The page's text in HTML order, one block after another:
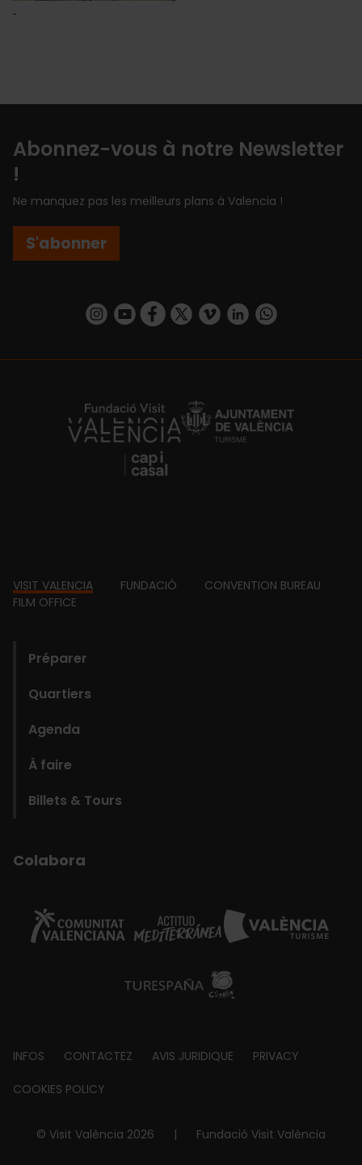
Abonnez-vous à notre Newsletter
!
Ne manquez pas les meilleurs plans à Valencia !
S'abonner
https://www.instagram.com/visit_valencia/
https://www.youtube.com/user/
https://www.facebook.com/
https://twitter.com/
https://vimeo.com/
https://www.linkedin.com/company/turismo-valencia/https://api.whatsapp.com/send/
https://fundacion.visitvalencia.com/
Footer
VISIT VALENCIA FUNDACIÓ
CONVENTION BUREAU
FILM OFFICE
Préparer
Quartiers
Agenda
À faire
Billets & Tours
Colabora
Footer
about
INFOS CONTACTEZ AVIS JURIDIQUE PRIVACY
COOKIES POLICY
© Visit València 2026 | Fundació Visit València